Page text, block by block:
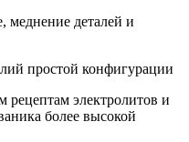
меднение деталей и
простой конфигурации
рецептам электролитов и
более высокой